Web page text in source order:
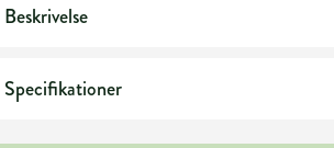
Beskrivelse
Specifikationer